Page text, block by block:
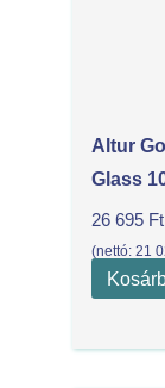
Altur
Glass
26 695 Ft
(nettó:21